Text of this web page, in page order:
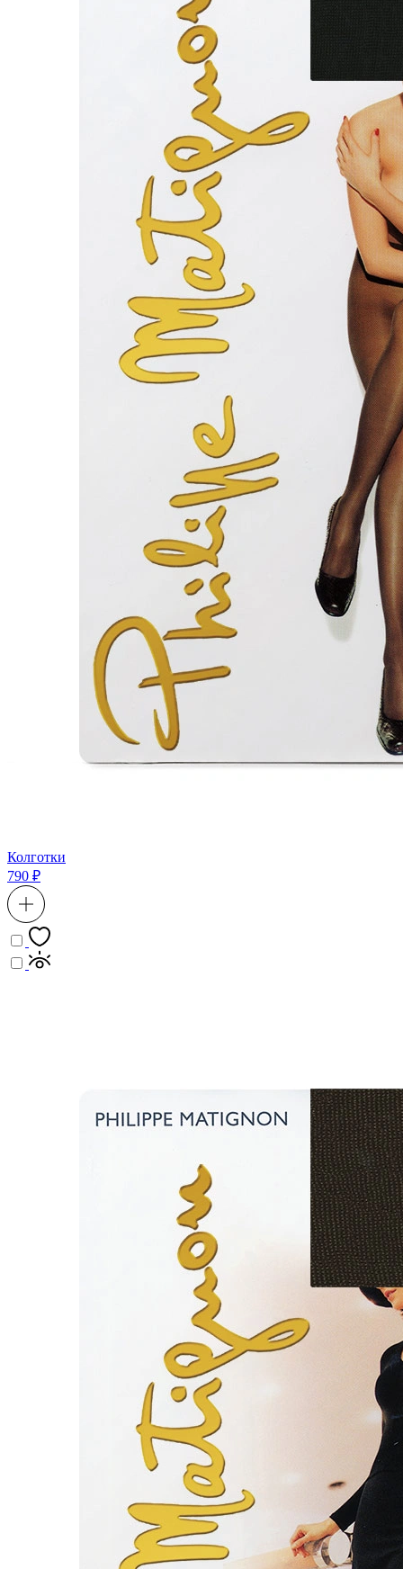
Колготки
790 ₽